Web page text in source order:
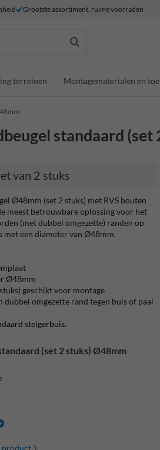
Grootste assortiment, ruime voorraden
terreinen Montagematerialen en
standaard
van 2 stuks
Ø48mm (set 2 stuks) met RVS bouten
meest betrouwbare oplossing voor het
(met dubbel omgezette) randen op
met een diameter van Ø48mm.
Ø48mm
geschikt voor montage
dubbel omgezette rand tegen buis of paal
steigerbuis.
(set 2 stuks) Ø48mm
product